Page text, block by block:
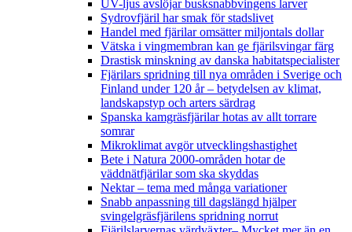
UV-ljus avslöjar busksnabbvingens larver
Sydrovfjäril har smak för stadslivet
Handel med fjärilar omsätter miljontals dollar
Vätska i vingmembran kan ge fjärilsvingar färg
Drastisk minskning av danska habitatspecialister
Fjärilars spridning till nya områden i Sverige och
Finland under 120 år– betydelsen av klimat,
landskapstyp och arters särdrag
Spanska kamgräsfjärilar hotas av allt torrare
somrar
Mikroklimat avgör utvecklingshastighet
Bete i Natura 2000-områden hotar de
väddnätfjärilar som ska skyddas
Nektar – tema med många variationer
Snabb anpassning till dagslängd hjälper
svingelgräsfjärilens spridning norrut